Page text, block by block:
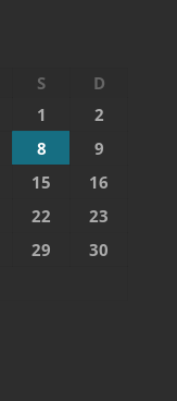
S
D
1
2
8
9
15
16
22
23
29
30